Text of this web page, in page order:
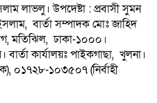
লাভলু। উপদেষ্টা : প্রবাসী সুমন
বার্তা সম্পাদক মোঃ জাহিদ
মতিঝিল, ঢাকা-১০০০।
কার্যালয়ঃ পাইকগাছা, খুলনা।
০১৭২৮-১০৩৫০৭ (নির্বাহী